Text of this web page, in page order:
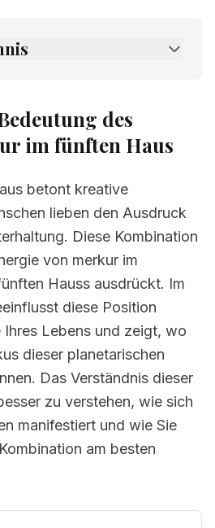
des
im fünften Haus
betont kreative
lieben den Ausdruck
Diese Kombination
von merkur im
Hauss ausdrückt. Im
diese Position
Lebens und zeigt, wo
dieser planetarischen
Das Verständnis dieser
zu verstehen, wie sich
manifestiert und wie Sie
am besten